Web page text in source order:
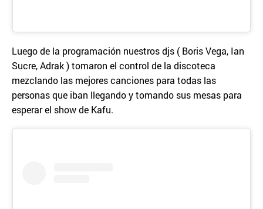
Luego de la programación nuestros djs ( Boris Vega, Ian
Sucre, Adrak ) tomaron el control de la discoteca
mezclando las mejores canciones para todas las
personas que iban llegando y tomando sus mesas para
esperar el show de Kafu.